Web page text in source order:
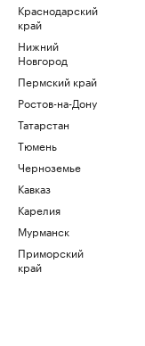
Краснодарский
край
Нижний
Новгород
Пермский край
Ростов-на-Дону
Татарстан
Тюмень
Черноземье
Кавказ
Карелия
Мурманск
Приморский
край